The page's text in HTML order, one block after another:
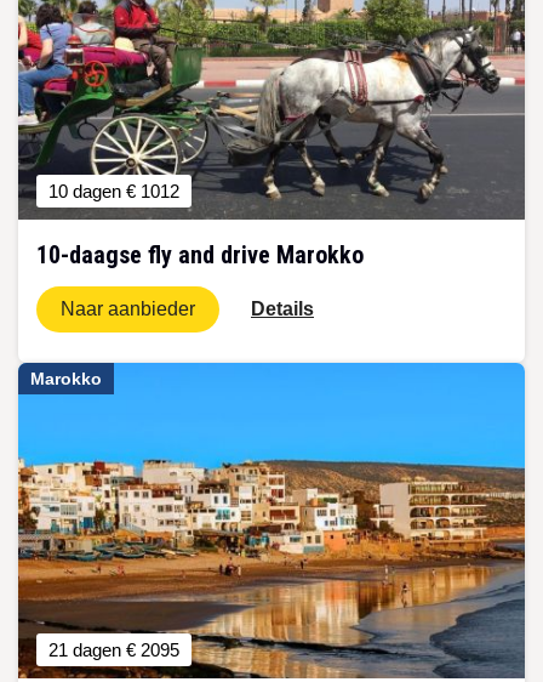
10 dagen € 1012
10-daagse fly and drive Marokko
Naar aanbieder Details
Marokko
21 dagen € 2095